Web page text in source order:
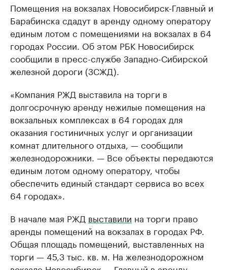
Помещения на вокзалах Новосибирск-Главный и
Барабинска сдадут в аренду одному оператору
единым лотом с помещениями на вокзалах в 64
городах России. Об этом РБК Новосибирск
сообщили в пресс-службе Западно-Сибирской
железной дороги (ЗСЖД).
«Компания РЖД выставила на торги в
долгосрочную аренду нежилые помещения на
вокзальных комплексах в 64 городах для
оказания гостиничных услуг и организации
комнат длительного отдыха, — сообщили
железнодорожники. — Все объекты передаются
единым лотом одному оператору, чтобы
обеспечить единый стандарт сервиса во всех
64 городах».
В начале мая РЖД выставили на торги право
аренды помещений на вокзалах в городах РФ.
Общая площадь помещений, выставленных на
торги — 45,3 тыс. кв. м. На железнодорожном